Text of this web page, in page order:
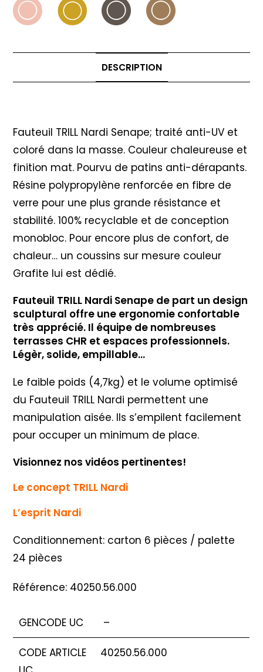
DESCRIPTION
Fauteuil TRILL Nardi Senape; traité anti-UV et
coloré dans la masse. Couleur chaleureuse et
finition mat. Pourvu de patins anti-dérapants.
Résine polypropylène renforcée en fibre de
verre pour une plus grande résistance et
stabilité. 100% recyclable et de conception
monobloc. Pour encore plus de confort, de
chaleur… un coussins sur mesure couleur
Grafite lui est dédié.
Fauteuil TRILL Nardi Senape de part un design
sculptural offre une ergonomie confortable
très apprécié. Il équipe de nombreuses
terrasses CHR et espaces professionnels.
Légèr, solide, empillable…
Le faible poids (4,7kg) et le volume optimisé
du Fauteuil TRILL Nardi permettent une
manipulation aisée. Ils s’empilent facilement
pour occuper un minimum de place.
Visionnez nos vidéos pertinentes!
Le concept TRILL Nardi
L’esprit Nardi
Conditionnement: carton 6 pièces / palette
24 pièces
Référence: 40250.56.000
GENCODE UC –
CODE ARTICLE
40250.56.000